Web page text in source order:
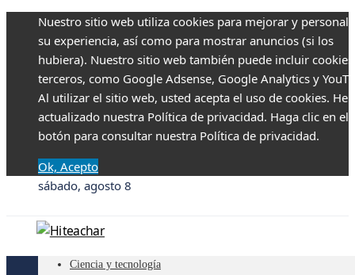
Nuestro sitio web utiliza cookies para mejorar y
su experiencia, así como para mostrar anuncios (si los
hubiera). Nuestro sitio web también puede incluir
terceros, como Google Adsense, Google Analytics y
Al utilizar el sitio web, usted acepta el uso de cookies.
actualizado nuestra Política de privacidad. Haga clic en el
botón para consultar nuestra Política de privacidad.
Ok, Acepto
sábado, agosto 8
Ciencia y tecnología